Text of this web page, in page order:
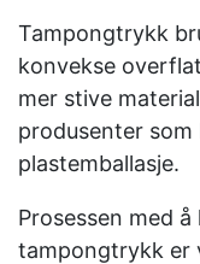
Tampongtrykk
konvekse
mer stive
produsenter
plastemballasje.
Prosessen med
tampongtrykk er